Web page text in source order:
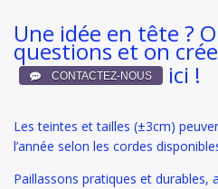
Une idée en tête ?
questions et on
ici !
Les teintes et tailles (±3cm)
l’année selon les cordes
Paillassons pratiques et durables,